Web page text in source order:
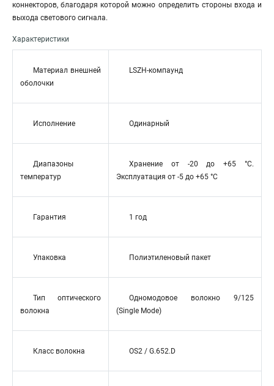
коннекторов, благодаря которой можно определить стороны входа и
выхода светового сигнала.
Характеристики
Материал внешней
оболочки
LSZH-компаунд
Исполнение Одинарный
Диапазоны
температур
Хранение от -20 до +65 °C.
Эксплуатация от -5 до +65 °C
Гарантия 1 год
Упаковка Полиэтиленовый пакет
Тип оптического
волокна
Одномодовое волокно 9/125
(Single Mode)
Класс волокна OS2 / G.652.D